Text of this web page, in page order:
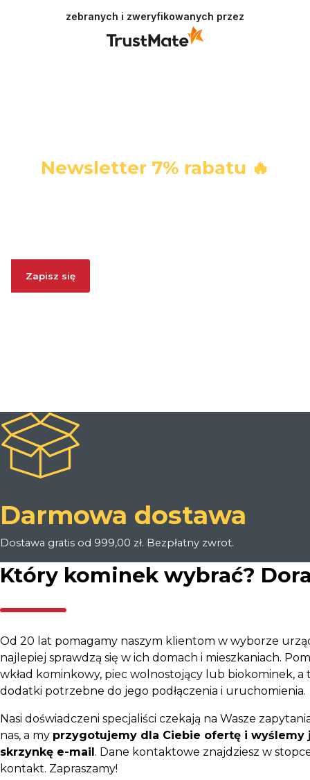
zebranych i zweryfikowanych przez
Newsletter 7% rabatu 🔥
Zapisz się
Darmowa dostawa
Dostawa gratis od 999,00 zł. Bezpłatny zwrot.
Który kominek wybrać?
Od 20 lat pomagamy naszym klientom w wyborze
najlepiej sprawdzą się w ich domach i mieszkaniach.
wkład kominkowy, piec wolnostojący lub biokominek, a
dodatki potrzebne do jego podłączenia i uruchomienia.
Nasi doświadczeni specjaliści czekają na Wasze
nas, a my przygotujemy dla Ciebie ofertę i wyślemy
skrzynkę e-mail . Dane kontaktowe znajdziesz w
kontakt. Zapraszamy!